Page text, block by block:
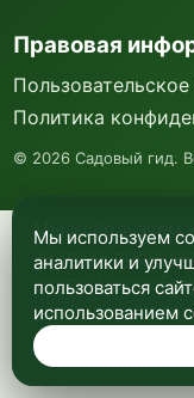
Мы используем
анализа
сайта.
Правовая
Политика
© 2026 Садовый гид.
Мы используем
аналитики и
пользоваться
использованием